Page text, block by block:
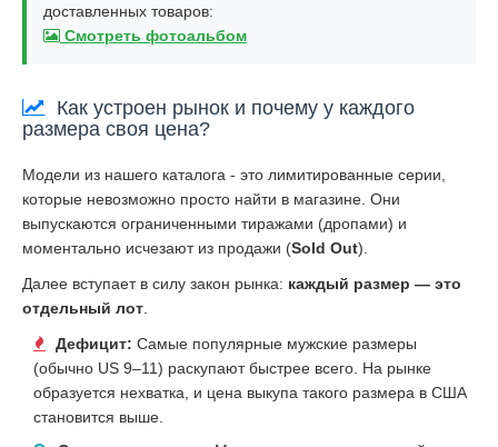
доставленных товаров:
Смотреть фотоальбом
Как устроен рынок и почему у каждого
размера своя цена?
Модели из нашего каталога - это лимитированные серии,
которые невозможно просто найти в магазине. Они
выпускаются ограниченными тиражами (дропами) и
моментально исчезают из продажи (Sold Out).
Далее вступает в силу закон рынка: каждый размер — это
отдельный лот
Дефицит: Самые популярные мужские размеры
(обычно US 9–11) раскупают быстрее всего. На рынке
образуется нехватка, и цена выкупа такого размера в США
становится выше.